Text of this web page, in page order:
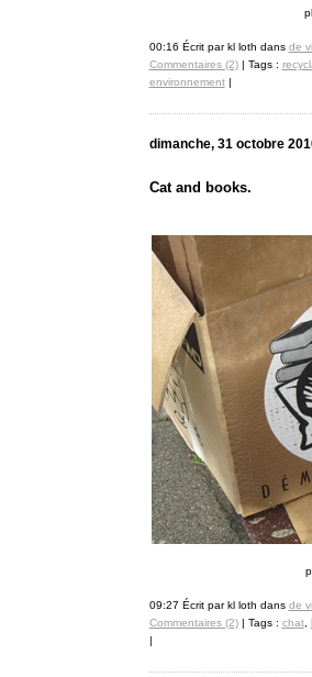
00:16 Écrit par kl loth dans de
Commentaires (2)| Tags :
environnement|
dimanche, 31 octobre
Cat and books.
09:27 Écrit par kl loth dans de
Commentaires (2)| Tags : chat,
|